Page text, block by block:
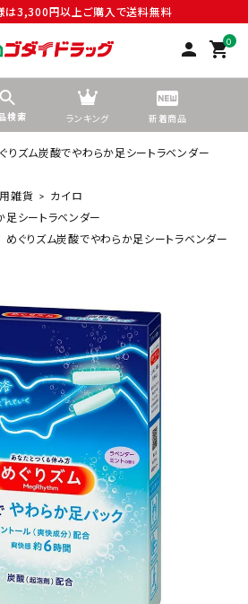
は3,300円以上ご購入で送料無料
person 0
shopping_cart
検索 ランキング 新着商品
search
索する
会員登録
りズム炭酸でやわらか足シートラベンダー
雑貨
カイロ
足シートラベンダー
めぐりズム炭酸でやわらか足シートラベンダー